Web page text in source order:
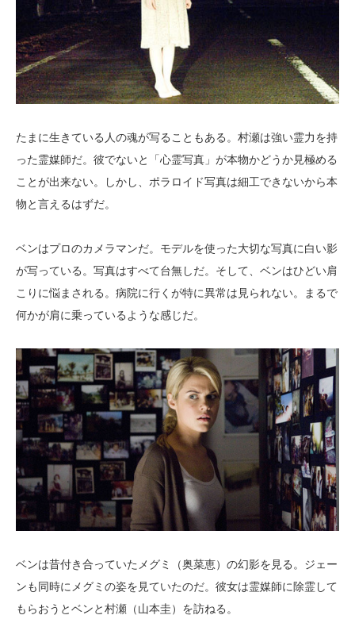
たまに生きている人の魂が写ることもある。村瀬は強い霊力を持
った霊媒師だ。彼でないと「心霊写真」が本物かどうか見極める
ことが出来ない。しかし、ポラロイド写真は細工できないから本
物と言えるはずだ。
ベンはプロのカメラマンだ。モデルを使った大切な写真に白い影
が写っている。写真はすべて台無しだ。そして、ベンはひどい肩
こりに悩まされる。病院に行くが特に異常は見られない。まるで
何かが肩に乗っているような感じだ。
ベンは昔付き合っていたメグミ（奥菜恵）の幻影を見る。ジェー
ンも同時にメグミの姿を見ていたのだ。彼女は霊媒師に除霊して
もらおうとベンと村瀬（山本圭）を訪ねる。